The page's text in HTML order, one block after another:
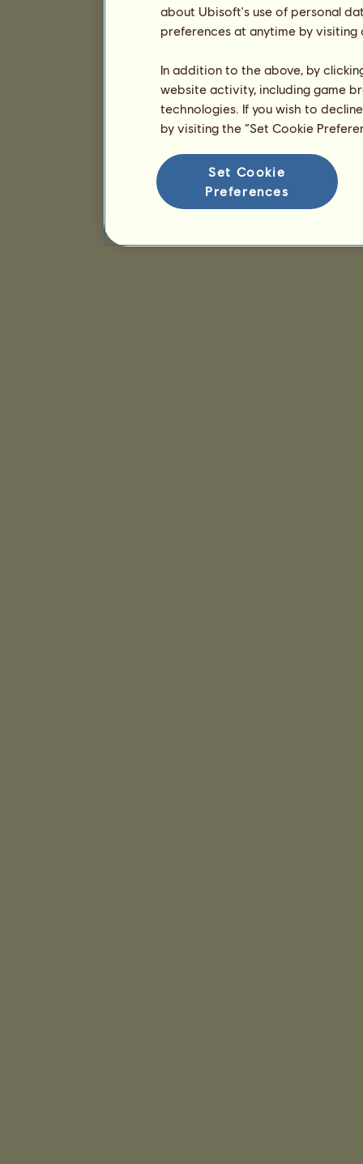
about Ubisoft's use of personal
preferences at anytime by
In addition to the above, by
website activity, including game
technologies. If you wish to
by visiting the “Set Cookie
Set Cookie
Preferences